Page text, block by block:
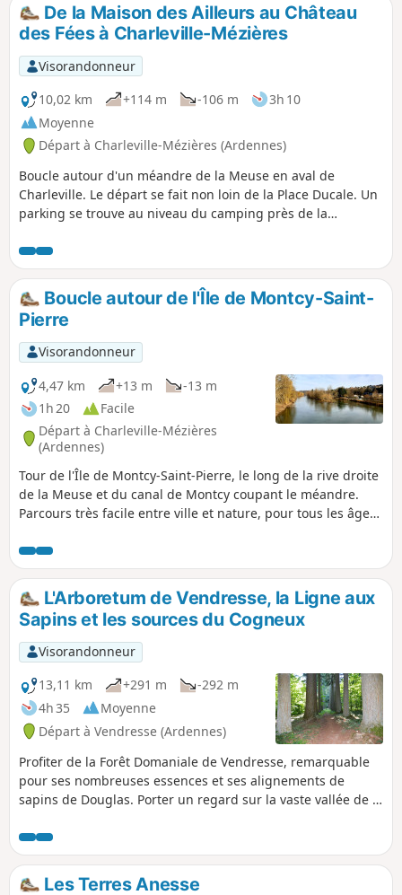
De la Maison des Ailleurs au Château
des Fées à Charleville-Mézières
Visorandonneur
10,02 km
+114 m -106 m
3h 10
Moyenne
Départ à Charleville-Mézières (Ardennes)
Boucle autour d'un méandre de la Meuse en aval de
Charleville. Le départ se fait non loin de la Place Ducale. Un
parking se trouve au niveau du camping près de la
dénivelé et quelques routes à forte vitesse à traverser.
Boucle autour de l'Île de Montcy-Saint-
Pierre
Visorandonneur
4,47 km
+13 m
-13 m
1h 20
Facile
Départ à Charleville-Mézières
(Ardennes)
Tour de l'Île de Montcy-Saint-Pierre, le long de la rive droite
de la Meuse et du canal de Montcy coupant le méandre.
Parcours très facile entre ville et nature, pour tous les âges.
l'évasion y trouveront leur bonheur. Nombreux points
d'observation de la faune peuplant la Meuse et plusieurs
points de vue sur Charleville-Mézières et les environs.
L'Arboretum de Vendresse, la Ligne aux
Sapins et les sources du Cogneux
Visorandonneur
13,11 km
+291 m
-292 m
4h 35
Moyenne
Départ à Vendresse (Ardennes)
Profiter de la Forêt Domaniale de Vendresse, remarquable
pour ses nombreuses essences et ses alignements de
sapins de Douglas. Porter un regard sur la vaste vallée de la
Omicourt. Remonter pour retrouver ensuite la vallée de la
Bar. Cheminer le long du Rouge Cogneux et découvrir ses
sources résurgentes. Retrouver la "Domaniale".
Les Terres Anesse